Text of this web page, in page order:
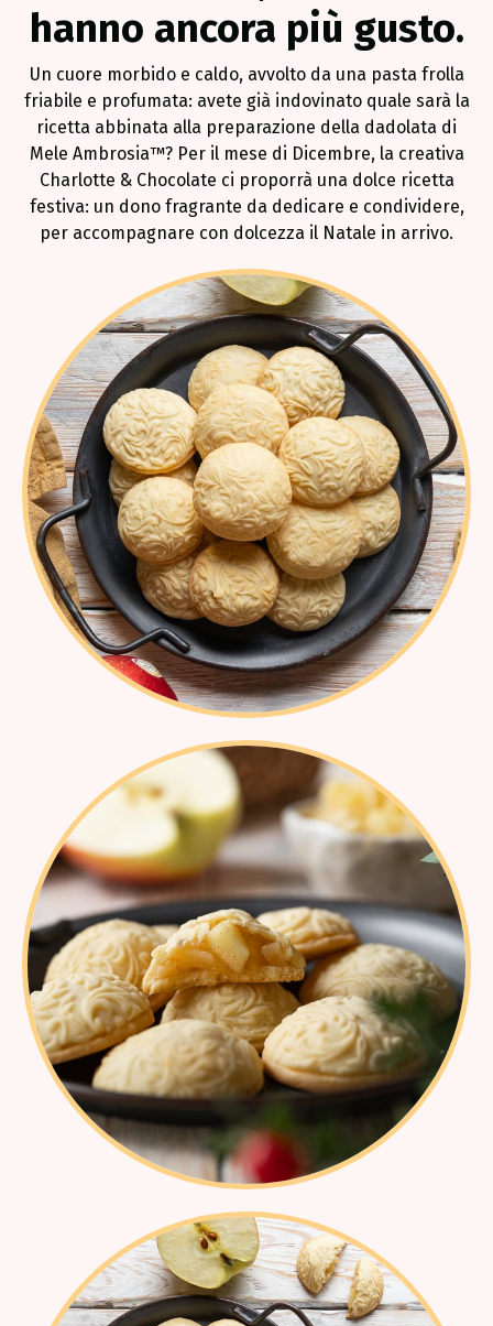
hanno ancora più gusto.
Un cuore morbido e caldo, avvolto da una pasta frolla
friabile e profumata: avete già indovinato quale sarà la
ricetta abbinata alla preparazione della dadolata di
Mele Ambrosia™? Per il mese di Dicembre, la creativa
Charlotte & Chocolate ci proporrà una dolce ricetta
festiva: un dono fragrante da dedicare e condividere,
per accompagnare con dolcezza il Natale in arrivo.